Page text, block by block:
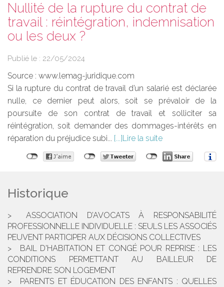
Nullité de la rupture du contrat de
travail : réintégration, indemnisation
ou les deux ?
Publié le : 22/05/2024
Source : www.lemag-juridique.com
Si la rupture du contrat de travail d’un salarié est déclarée
nulle, ce dernier peut alors, soit se prévaloir de la
poursuite de son contrat de travail et solliciter sa
réintégration, soit demander des dommages-intérêts en
réparation du préjudice subi...
Lire la suite
Historique
ASSOCIATION D’AVOCATS À RESPONSABILITÉ
PROFESSIONNELLE INDIVIDUELLE : SEULS LES ASSOCIÉS
PEUVENT PARTICIPER AUX DÉCISIONS COLLECTIVES
BAIL D'HABITATION ET CONGÉ POUR REPRISE : LES
CONDITIONS PERMETTANT AU BAILLEUR DE
REPRENDRE SON LOGEMENT
PARENTS ET ÉDUCATION DES ENFANTS : QUELLES